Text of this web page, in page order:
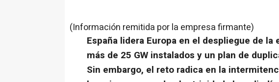
(Información remitida por la empresa firmante)
España lidera Europa en el despliegue de
más de 25 GW instalados y un plan de
Sin embargo, el reto radica en la